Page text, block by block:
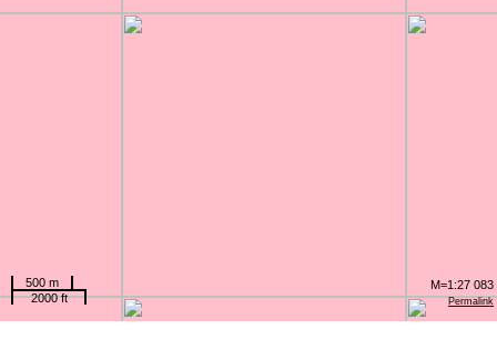
Permalink
500 m
2000 ft
M=1:27 083